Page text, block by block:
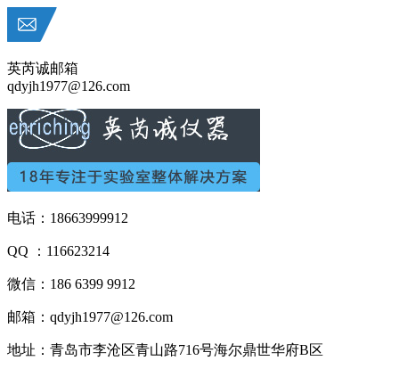
英芮诚邮箱
qdyjh1977@126.com
电话：18663999912
QQ ：116623214
微信：186 6399 9912
邮箱：qdyjh1977@126.com
地址：青岛市李沧区青山路716号海尔鼎世华府B区